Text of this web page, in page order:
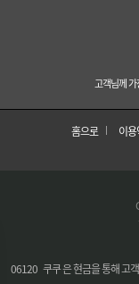
고객님께
홈으로 이
06120 쿠쿠 은 현금을 통해 고